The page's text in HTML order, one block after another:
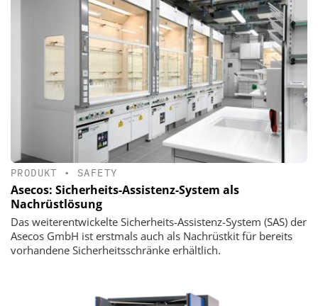
PRODUKT • SAFETY
Asecos: Sicherheits-Assistenz-System als
Nachrüstlösung
Das weiterentwickelte Sicherheits-Assistenz-System (SAS) der
Asecos GmbH ist erstmals auch als Nachrüstkit für bereits
vorhandene Sicherheitsschränke erhältlich.